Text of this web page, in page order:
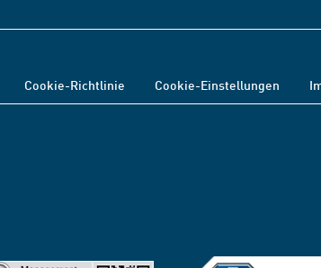
Cookie-Richtlinie Cookie-Einstellungen